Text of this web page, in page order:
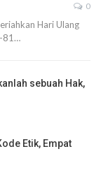
0
Hari Ulang
81…
sebuah Hak,
Etik, Empat